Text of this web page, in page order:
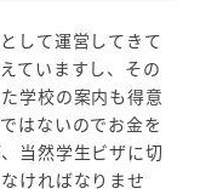
して運営してきて
ていますし、その
学校の案内も得意
はないのでお金を
当然学生ビザに切
ければなりませ